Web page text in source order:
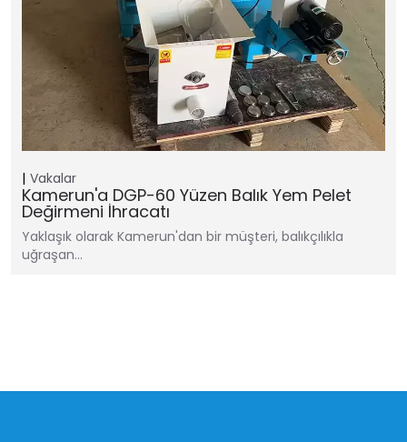
Vakalar
Kamerun'a DGP-60 Yüzen Balık Yem Pelet
Değirmeni İhracatı
Yaklaşık olarak Kamerun'dan bir müşteri, balıkçılıkla
uğraşan…